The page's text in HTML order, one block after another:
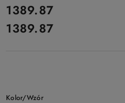
cena:
1389.87
Cena:
1389.87
Wariant
Kolor/Wzór